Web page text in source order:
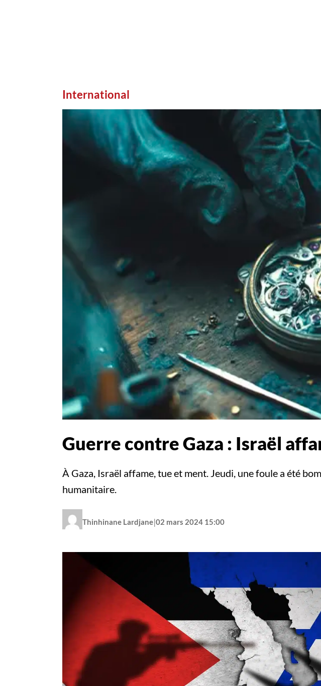
International
Guerre contre Gaza : Israël
À Gaza, Israël affame, tue et ment. Jeudi, une foule a été
humanitaire.
Thinhinane Lardjane|02 mars 2024 15:00